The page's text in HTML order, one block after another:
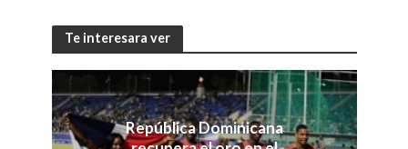
Te interesara ver
República Dominicana